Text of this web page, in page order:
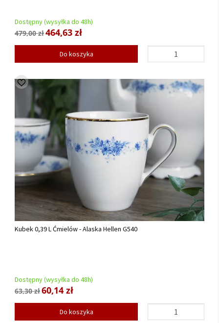
Dostępny (wysyłka do 48h)
479,00 zł464,63 zł
Do koszyka
Kubek 0,39 L Ćmielów - Alaska Hellen G540
Dostępny (wysyłka do 48h)
63,30 zł60,14 zł
Do koszyka